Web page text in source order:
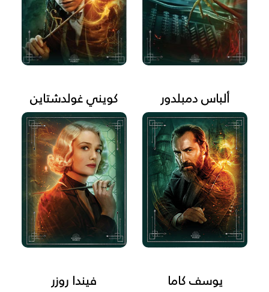
ألباس دمبلدور كويني غولدشتاين
يوسف كاما فيندا روزر